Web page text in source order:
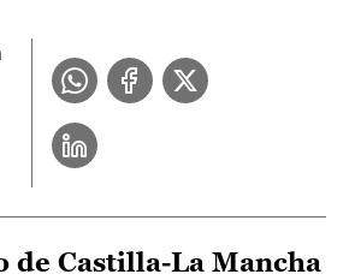
de Castilla-La Mancha